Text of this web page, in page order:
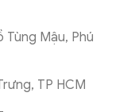
Tùng Mậu, Phú
TP HCM